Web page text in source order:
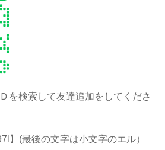
を検索して友達追加をしてくださ
】(最後の文字は小文字のエル）